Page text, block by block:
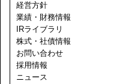
経営方針
業績・財務情報
IRライブラリ
株式・社債情報
お問い合わせ
採用情報
ニュース